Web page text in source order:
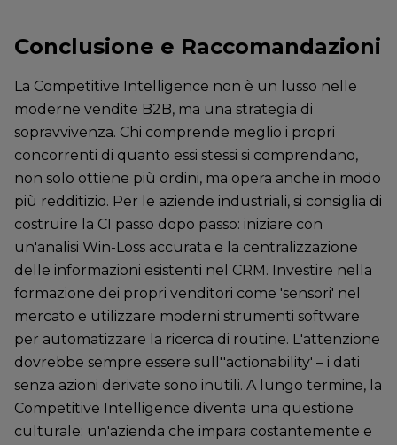
Conclusione e Raccomandazioni
La Competitive Intelligence non è un lusso nelle
moderne vendite B2B, ma una strategia di
sopravvivenza. Chi comprende meglio i propri
concorrenti di quanto essi stessi si comprendano,
non solo ottiene più ordini, ma opera anche in modo
più redditizio. Per le aziende industriali, si consiglia di
costruire la CI passo dopo passo: iniziare con
un'analisi Win-Loss accurata e la centralizzazione
delle informazioni esistenti nel CRM. Investire nella
formazione dei propri venditori come 'sensori' nel
mercato e utilizzare moderni strumenti software
per automatizzare la ricerca di routine. L'attenzione
dovrebbe sempre essere sull''actionability' – i dati
senza azioni derivate sono inutili. A lungo termine, la
Competitive Intelligence diventa una questione
culturale: un'azienda che impara costantemente e